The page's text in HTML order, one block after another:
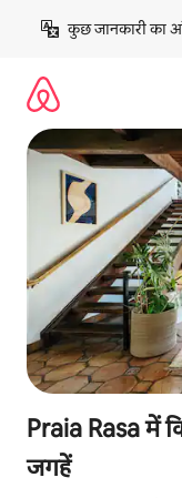
छोड़कर
कॉन्टेंट
कुछ जानकारी का
Praia Rasa में
जगहें